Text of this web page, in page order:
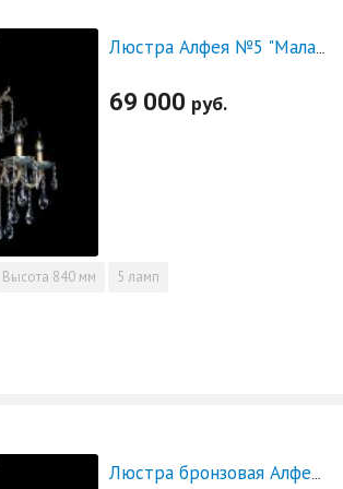
69 000 руб.
Высота 840 мм 5 ламп
Люстра бронзовая Алфея №5 "Малахит" шар